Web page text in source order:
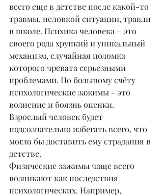
всего еще в детстве после какой-то
травмы, неловкой ситуации, травли
в школе. Психика человека – это
своего рода хрупкий и уникальный
механизм, случайная поломка
которого чревата серьезными
проблемами. По большому счёту
психологические зажимы - это
волнение и боязнь оценки.
Взрослый человек будет
подсознательно избегать всего, что
могло бы доставить ему страдания в
детстве.
Физические зажимы чаще всего
возникают как последствия
психологических. Например,